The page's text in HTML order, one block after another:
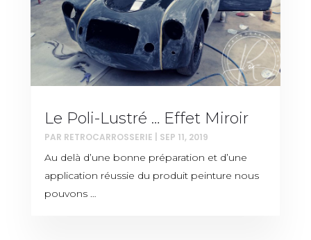
Le Poli-Lustré … Effet Miroir
PAR RETROCARROSSERIE SEP 11, 2019
Au delà d’une bonne préparation et d’une
application réussie du produit peinture nous
pouvons …